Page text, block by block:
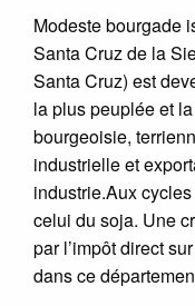
Modeste bourgade
Santa Cruz de la
Santa Cruz) est
la plus peuplée et
bourgeoisie,
industrielle et
industrie.Aux
celui du soja. Une
par l’impôt direct
dans ce